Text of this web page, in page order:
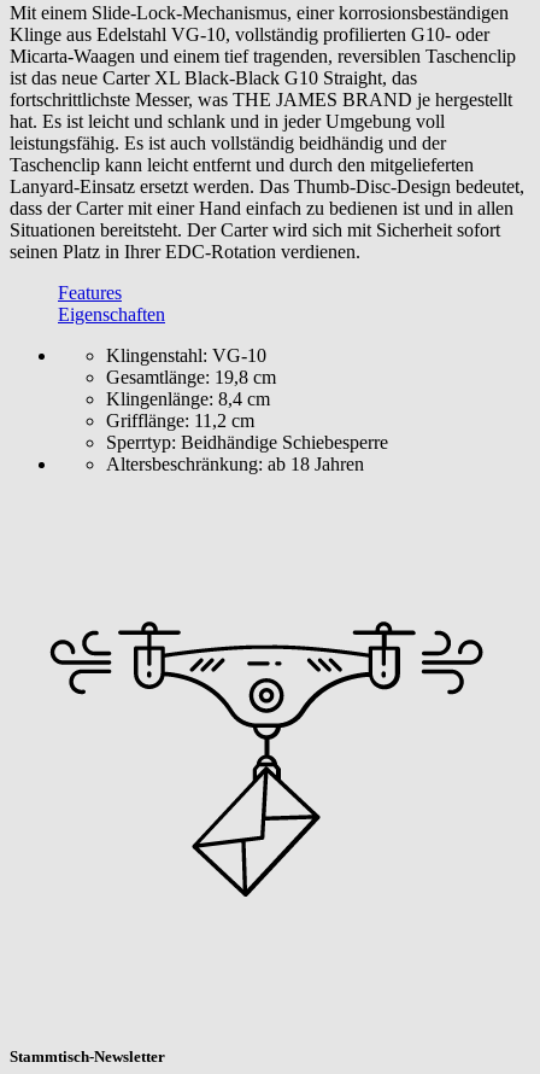
Mit einem Slide-Lock-Mechanismus, einer korrosionsbeständigen
Klinge aus Edelstahl VG-10, vollständig profilierten G10- oder
Micarta-Waagen und einem tief tragenden, reversiblen Taschenclip
ist das neue Carter XL Black-Black G10 Straight, das
fortschrittlichste Messer, was THE JAMES BRAND je hergestellt
hat. Es ist leicht und schlank und in jeder Umgebung voll
leistungsfähig. Es ist auch vollständig beidhändig und der
Taschenclip kann leicht entfernt und durch den mitgelieferten
Lanyard-Einsatz ersetzt werden. Das Thumb-Disc-Design bedeutet,
dass der Carter mit einer Hand einfach zu bedienen ist und in allen
Situationen bereitsteht. Der Carter wird sich mit Sicherheit sofort
seinen Platz in Ihrer EDC-Rotation verdienen.
Features
Eigenschaften
Klingenstahl: VG-10
Gesamtlänge: 19,8 cm
Klingenlänge: 8,4 cm
Grifflänge: 11,2 cm
Sperrtyp: Beidhändige Schiebesperre
Altersbeschränkung: ab 18 Jahren
Stammtisch-Newsletter